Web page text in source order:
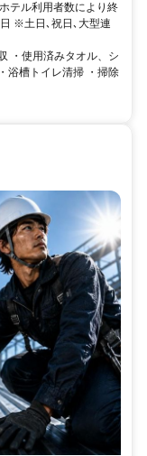
テル利用者数により終
※土日､祝日､大型連
・使用済みタオル、シ
浴槽トイレ清掃 ・掃除